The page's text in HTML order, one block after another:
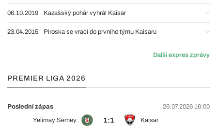
06.10.2019 Kazašský pohár vyhrál Kaisar
23.04.2015 Piroska se vrací do prvního týmu Kaisaru
Další expres zprávy
PREMIER LIGA 2026
Poslední zápas
26.07.2026 16:00
Yelimay Semey
1:1 Kaisar